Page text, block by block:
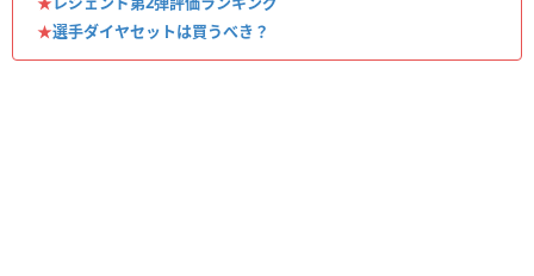
★選手ダイヤセットは買うべき？